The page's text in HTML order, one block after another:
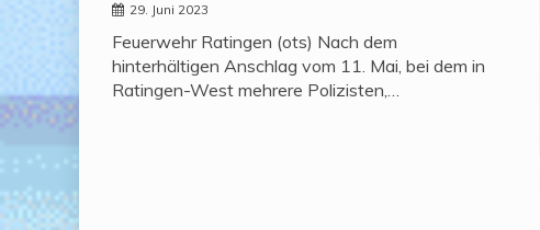
29. Juni 2023
Feuerwehr Ratingen (ots) Nach dem
hinterhältigen Anschlag vom 11. Mai, bei dem in
Ratingen-West mehrere Polizisten,…